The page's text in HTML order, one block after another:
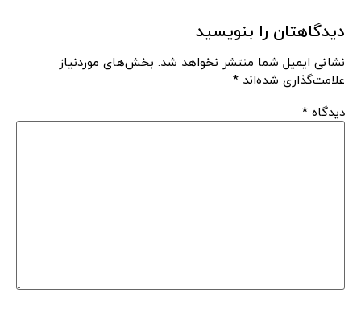
دیدگاهتان را بنویسید
نشانی ایمیل شما منتشر نخواهد شد. بخش‌های موردنیاز
علامت‌گذاری شده‌اند *
دیدگاه *